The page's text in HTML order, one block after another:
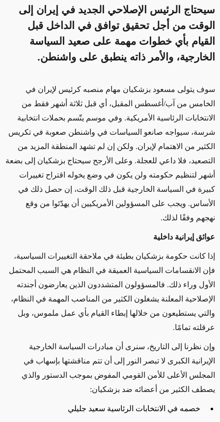
سيحتاج الرئيس الإصلاحي الجديد في إيران إلى
الوقت من أجل تحقيق توافق في الداخل قبل
القيام بأي خطوات مهمة على صعيد السياسة
الخارجية، والأمر ذاته ينطبق على واشنطن.
سوف يتولى مسعود بزشكيان مهام منصبه كرئيس لإيران في
الخامس من آب/أغسطس المقبل، أي قبل ثلاثة أشهر فقط من
الانتخابات الرئاسية الأمريكية. وفي موسم يتّسم بحملات انتخابية
شرسة، سيواجه صانعو السياسات في واشنطن صعوبة في تكريس
الكثير من الاهتمام لإيران. ولكن إن لم تشهد المنطقة المزيد من
التصعيد، فلا داعي للعجلة. وعلى الأرجح سيحتاج بزشكيان إلى بضعة
أشهر لتنظيم حكومته ولن يكون في وضع يخوله اقتراح تغييرات
كبيرة في السياسة الخارجية قبل ذلك الوقت، إن حصل ذلك في
الأساس. ويجب على المسؤولين الأمريكيين أن يهدّئوا من وقع
نهجهم وفقًا لذلك.
عوائق إيرانية داخلية
إذا كانت حكومة بزشكيان بطيئة في ملاحقة التغييرات السياسية،
فإن الانقسامات السياسية العميقة في النظام هي السبب المحتمل
الأول وراء ذلك. فالمسؤولون المتشددون الذين يعارضون أجندته
الإصلاحية المعلنة يشغلون الكثير من المناصب المهمة في النظام،
والتي يستطيعون من خلالها إبطاء القيام بأي عمل ملموس، وبل
عرقلته تمامًا.
وإن نظرنا إلى التاريخ، سنرى أن مبادرات السياسة الخارجية
الإيرانية الكبرى لا تبصر النور إلى أن تتم مناقشتها بإسهاب في
المجلس الأعلى للأمن القومي المفوض بموجب الدستور والذي
يصطف الكثير من أعضائه ضد بزشكيان:
خصمه في الانتخابات الرئاسية سعيد جليلي